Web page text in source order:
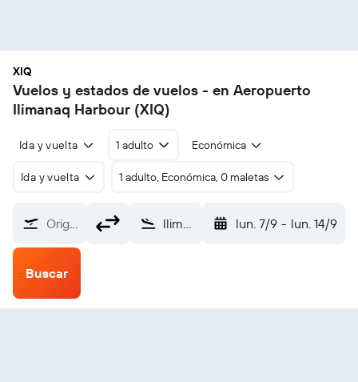
XIQ
Vuelos y estados de vuelos - en Aeropuerto
Ilimanaq Harbour (XIQ)
Ida y vuelta 1 adulto Económica
Ida y vuelta 1 adulto, Económica, 0 maletas
Origen Ilimanaq Harbour (XIQ) lun. 7/9 - lun. 14/9
Buscar